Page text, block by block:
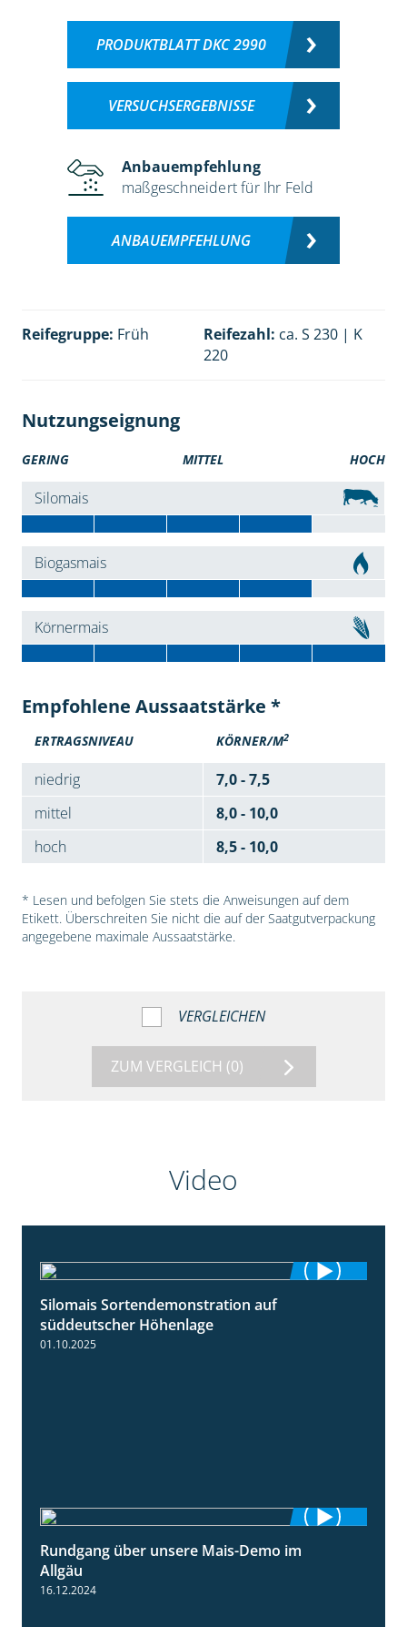
PRODUKTBLATT DKC 2990
VERSUCHSERGEBNISSE
Anbauempfehlung
maßgeschneidert für Ihr Feld
ANBAUEMPFEHLUNG
Reifegruppe: Früh Reifezahl: ca. S 230 | K
220
Nutzungseignung
GERING MITTEL HOCH
Silomais
Biogasmais
Körnermais
Empfohlene Aussaatstärke *
ERTRAGSNIVEAU KÖRNER/M2
niedrig
7,0 - 7,5
mittel
8,0 - 10,0
hoch
8,5 - 10,0
* Lesen und befolgen Sie stets die Anweisungen auf dem
Etikett. Überschreiten Sie nicht die auf der Saatgutverpackung
angegebene maximale Aussaatstärke.
VERGLEICHEN
ZUM VERGLEICH (0)
Video
Silomais Sortendemonstration auf
süddeutscher Höhenlage
01.10.2025
Rundgang über unsere Mais-Demo im
Allgäu
16.12.2024